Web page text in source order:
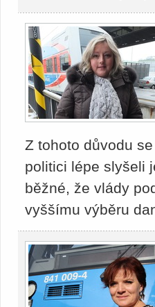
Z tohoto důvodu
politici lépe slyšeli
běžné, že vlády
vyššímu výběru